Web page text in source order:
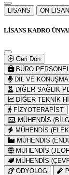
LİSANS ÖN
LİSANS KADRO
Geri Dön
BÜRO
DİL VE
DİĞER SAĞLIK
DİĞER TEKNİK
FİZYOTERAPİST
MÜHENDİS
MÜHENDİS
MÜHENDİS
MÜHENDİS
MÜHENDİS
ODYOLOG